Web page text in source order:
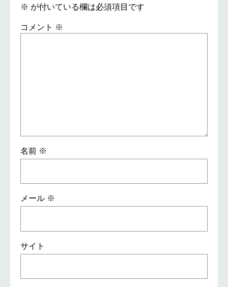
※ が付いている欄は必須項目です
コメント ※
名前 ※
メール ※
サイト